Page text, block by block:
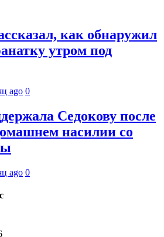
как обнаружил
утром под
ago 0
Седокову после
насилии со
ago 0